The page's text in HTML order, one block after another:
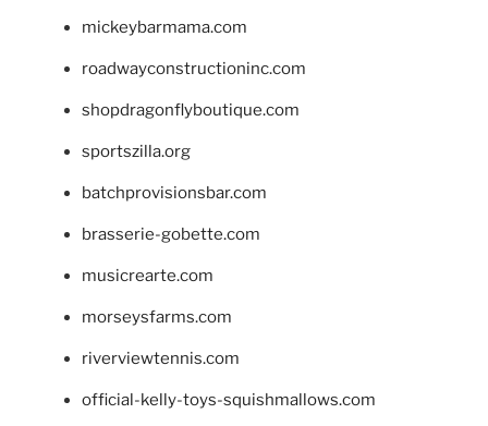
mickeybarmama.com
roadwayconstructioninc.com
shopdragonflyboutique.com
sportszilla.org
batchprovisionsbar.com
brasserie-gobette.com
musicrearte.com
morseysfarms.com
riverviewtennis.com
official-kelly-toys-squishmallows.com